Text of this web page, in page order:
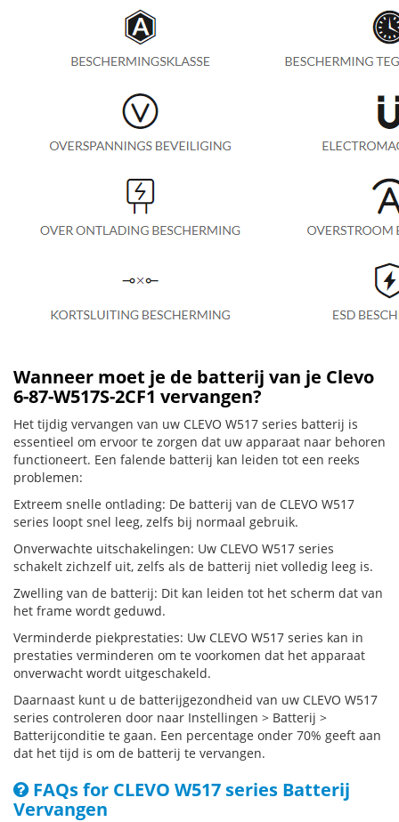
Wanneer moet je de batterij van je Clevo
6-87-W517S-2CF1 vervangen?
Het tijdig vervangen van uw CLEVO W517 series batterij is
essentieel om ervoor te zorgen dat uw apparaat naar behoren
functioneert. Een falende batterij kan leiden tot een reeks
problemen:
Extreem snelle ontlading: De batterij van de CLEVO W517
series loopt snel leeg, zelfs bij normaal gebruik.
Onverwachte uitschakelingen: Uw CLEVO W517 series
schakelt zichzelf uit, zelfs als de batterij niet volledig leeg is.
Zwelling van de batterij: Dit kan leiden tot het scherm dat van
het frame wordt geduwd.
Verminderde piekprestaties: Uw CLEVO W517 series kan in
prestaties verminderen om te voorkomen dat het apparaat
onverwacht wordt uitgeschakeld.
Daarnaast kunt u de batterijgezondheid van uw CLEVO W517
series controleren door naar Instellingen > Batterij >
Batterijconditie te gaan. Een percentage onder 70% geeft aan
dat het tijd is om de batterij te vervangen.
FAQs for CLEVO W517 series Batterij
Vervangen